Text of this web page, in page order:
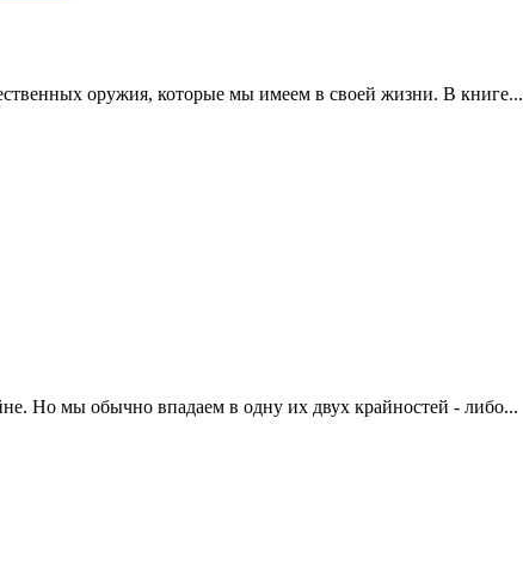
оружия, которые мы имеем в своей жизни. В книге...
Но мы обычно впадаем в одну их двух крайностей - либо...